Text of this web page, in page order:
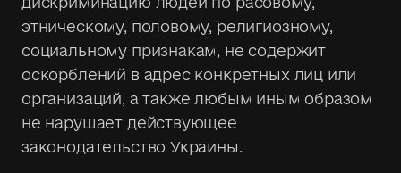
этническому, половому, религиозному,
социальному признакам, не содержит
оскорблений в адрес конкретных лиц или
организаций, а также любым иным образом
не нарушает действующее
законодательство Украины.